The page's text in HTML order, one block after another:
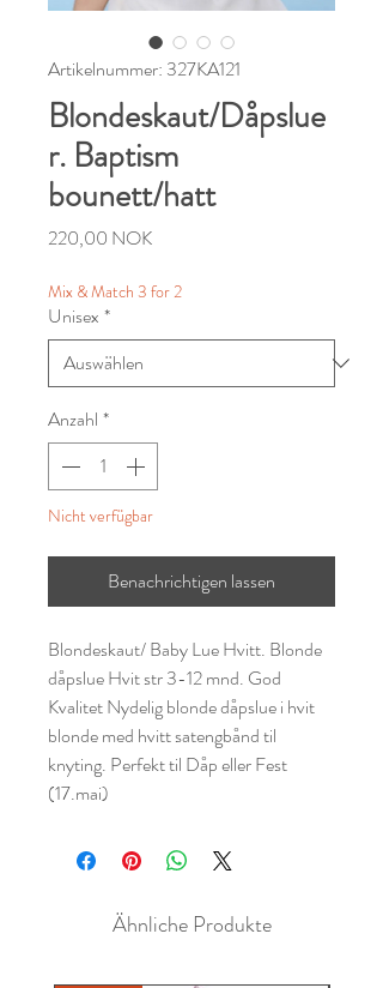
Artikelnummer: 327KA121
Blondeskaut/Dåpslue
r. Baptism
bounett/hatt
220,00 NOKPreis
Mix & Match 3 for 2
Unisex *
Anzahl *
Nicht verfügbar
Benachrichtigen lassen
Blondeskaut/ Baby Lue Hvitt. Blonde
dåpslue Hvit str 3-12 mnd. God
Kvalitet Nydelig blonde dåpslue i hvit
blonde med hvitt satengbånd til
knyting. Perfekt til Dåp eller Fest
(17.mai)
Ähnliche Produkte